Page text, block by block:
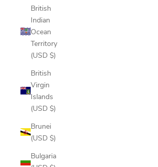
British
Indian
Ocean
Territory
(USD $)
British
Virgin
Islands
(USD $)
Brunei
(USD $)
Bulgaria